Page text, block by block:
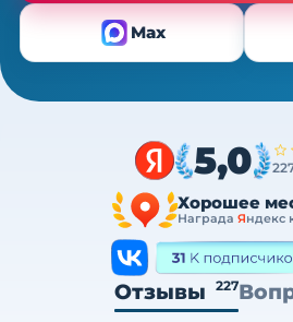
Max
5,0
Хорошее
Награда Яндекс
Отзывы 227